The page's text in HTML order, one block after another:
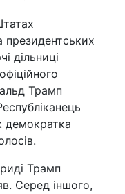
президентських
дільниці
Трамп
демократка
Трамп
Серед іншого,